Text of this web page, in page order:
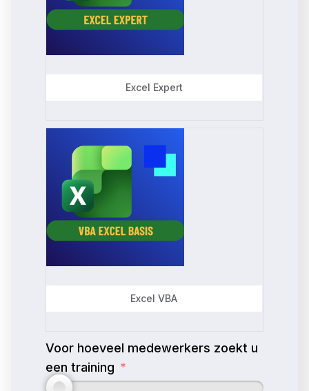
Excel Expert
Excel VBA
Voor hoeveel medewerkers zoekt u
een training